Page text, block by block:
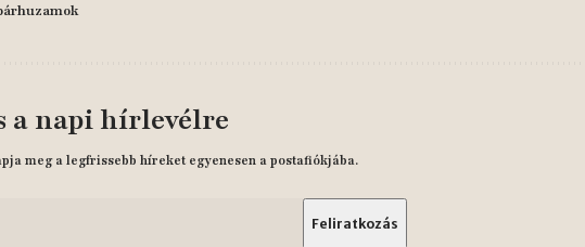
a napi hírlevélre
meg a legfrissebb híreket egyenesen a postafiókjába.